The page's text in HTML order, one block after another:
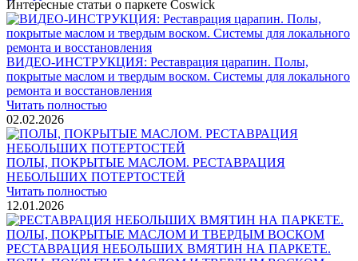
Интересные статьи о паркете Coswick
ВИДЕО-ИНСТРУКЦИЯ: Реставрация царапин. Полы,
покрытые маслом и твердым воском. Системы для локального
ремонта и восстановления
Читать полностью
02.02.2026
ПОЛЫ, ПОКРЫТЫЕ МАСЛОМ. РЕСТАВРАЦИЯ
НЕБОЛЬШИХ ПОТЕРТОСТЕЙ
Читать полностью
12.01.2026
РЕСТАВРАЦИЯ НЕБОЛЬШИХ ВМЯТИН НА ПАРКЕТЕ.